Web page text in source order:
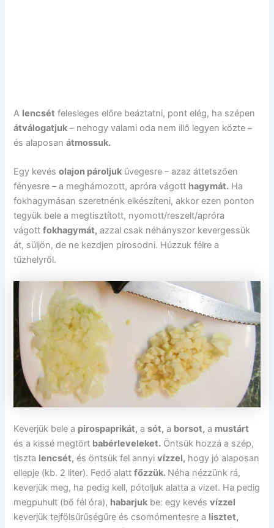
A lencsét felesleges előre beáztatni, pont elég, ha szépen
átválogatjuk – nehogy valami oda nem illő legyen közte –
és alaposanátmossuk.
Egy kevésolajon pároljuk üvegesre – azaz áttetszően
fényesre – a meghámozott, apróra vágott hagymát. Ha
fokhagymásan szeretnénk elkészíteni, akkor ezen ponton
tegyük bele a megtisztított, nyomott/reszelt/apróra
vágottfokhagymát, azzal csak néhányszor kevergessük
át, süljön, de ne kezdjen pirosodni. Húzzuk félre a
tűzhelyről.
Keverjük bele a pirospaprikát, asót, a borsot, a mustárt
és a kissé megtört babérleveleket. Öntsük hozzá a szép,
tiszta lencsét, és öntsük fel annyivízzel, hogy jó alaposan
ellepje (kb. 2 liter). Fedő alattfőzzük. Néha nézzünk rá,
keverjük meg, ha pedig kell, pótoljuk alatta a vizet. Ha pedig
megpuhult (bő fél óra), habarjuk be: egy kevésvízzel
keverjük tejfölsűrűségűre és csomómentesre a lisztet,